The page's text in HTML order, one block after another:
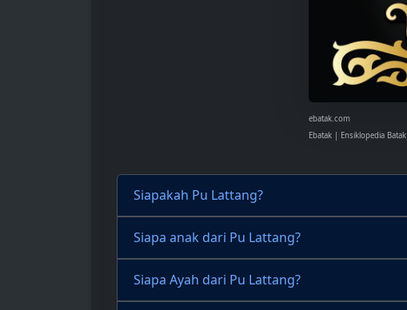
ebatak.com
Ebatak | Ensiklopedia Batak
Siapakah Pu Lattang?
Siapa anak dari Pu Lattang?
Siapa Ayah dari Pu Lattang?